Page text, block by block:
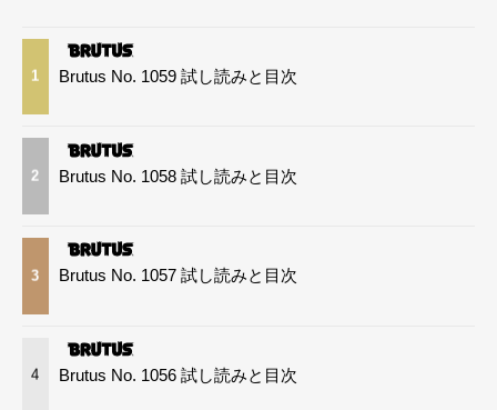
1 Brutus No. 1059 試し読みと目次
2 Brutus No. 1058 試し読みと目次
3 Brutus No. 1057 試し読みと目次
4 Brutus No. 1056 試し読みと目次